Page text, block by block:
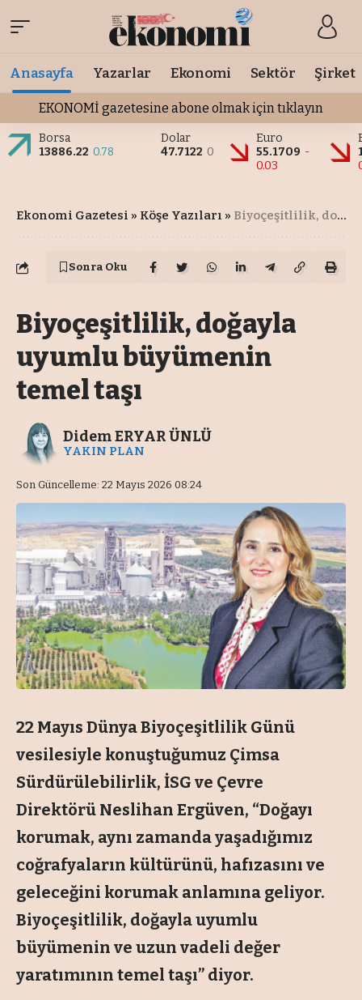
Anasayfa Yazarlar Ekonomi Sektör Şirket
EKONOMİ gazetesine abone olmak için tıklayın
Borsa
13886.22 0.78
Dolar
47.7122 0
Euro
55.1709 -
0.03
Ekonomi Gazetesi » Köşe Yazıları » Biyoçeşitlilik, doğayla uyumlu büyümenin temel taşı
Sonra Oku
Biyoçeşitlilik, doğayla
uyumlu büyümenin
temel taşı
Son Güncelleme: 22 Mayıs 2026 08:24
Didem ERYAR ÜNLÜ
YAKIN PLAN
22 Mayıs Dünya Biyoçeşitlilik Günü
vesilesiyle konuştuğumuz Çimsa
Sürdürülebilirlik, İSG ve Çevre
Direktörü Neslihan Ergüven, “Doğayı
korumak, aynı zamanda yaşadığımız
coğrafyaların kültürünü, hafızasını ve
geleceğini korumak anlamına geliyor.
Biyoçeşitlilik, doğayla uyumlu
büyümenin ve uzun vadeli değer
yaratımının temel taşı” diyor.